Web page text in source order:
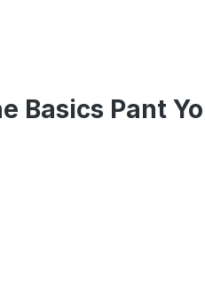
Basics Pant